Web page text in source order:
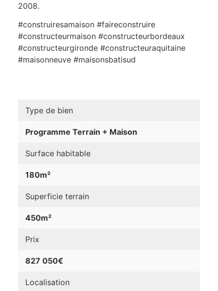
2008.
#construiresamaison #faireconstruire
#constructeurmaison #constructeurbordeaux
#constructeurgironde #constructeuraquitaine
#maisonneuve #maisonsbatisud
Type de bien
Programme Terrain + Maison
Surface habitable
180m²
Superficie terrain
450m²
Prix
827 050€
Localisation